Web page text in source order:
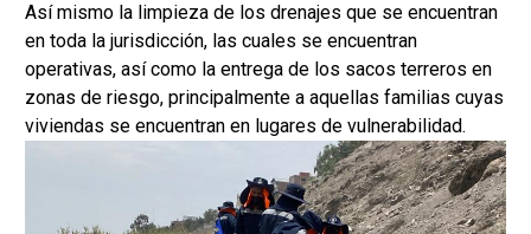
Así mismo la limpieza de los drenajes que se encuentran
en toda la jurisdicción, las cuales se encuentran
operativas, así como la entrega de los sacos terreros en
zonas de riesgo, principalmente a aquellas familias cuyas
viviendas se encuentran en lugares de vulnerabilidad.